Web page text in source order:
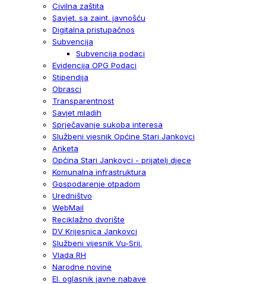
Civilna zaštita
Savjet. sa zaint. javnošću
Digitalna pristupačnos
Subvencija
Subvencija podaci
Evidencija OPG Podaci
Stipendija
Obrasci
Transparentnost
Savjet mladih
Sprječavanje sukoba interesa
Službeni vjesnik Općine Stari Jankovci
Anketa
Općina Stari Jankovci - prijatelj djece
Komunalna infrastruktura
Gospodarenje otpadom
Uredništvo
WebMail
Reciklažno dvorište
DV Krijesnica Jankovci
Službeni vijesnik Vu-Srij.
Vlada RH
Narodne novine
El. oglasnik javne nabave